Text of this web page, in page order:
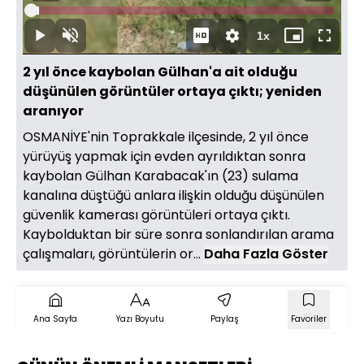
Oynat
OynatSesi
Aç
Süre
Yüklendi:
2.57%
1xOynatma
Hızı
Mini
oynatıcı
Tam
Ekran
2 yıl önce kaybolan Gülhan'a ait olduğu
düşünülen görüntüler ortaya çıktı; yeniden
aranıyor
OSMANİYE'nin Toprakkale ilçesinde, 2 yıl önce
yürüyüş yapmak için evden ayrıldıktan sonra
kaybolan Gülhan Karabacak'ın (23) sulama
kanalına düştüğü anlara ilişkin olduğu düşünülen
güvenlik kamerası görüntüleri ortaya çıktı.
Kaybolduktan bir süre sonra sonlandırılan arama
çalışmaları, görüntülerin or... Daha Fazla Göster
Ana Sayfa Yazı Boyutu Paylaş Favoriler